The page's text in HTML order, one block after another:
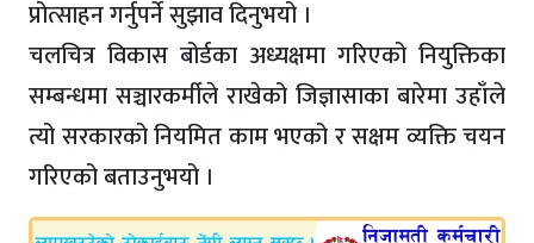
प्रोत्साहन गर्नुपर्ने सुझाव दिनुभयो ।
चलचित्र विकास बोर्डका अध्यक्षमा गरिएको नियुक्तिका
सम्बन्धमा सञ्चारकर्मीले राखेको जिज्ञासाका बारेमा उहाँले
त्यो सरकारको नियमित काम भएको र सक्षम व्यक्ति चयन
गरिएको बताउनुभयो ।